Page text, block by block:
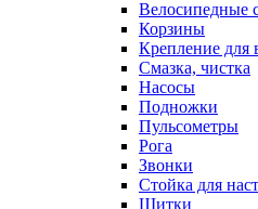
Велосипедные
Корзины
Крепление для
Смазка, чистка
Насосы
Подножки
Пульсометры
Рога
Звонки
Стойка для
Щитки